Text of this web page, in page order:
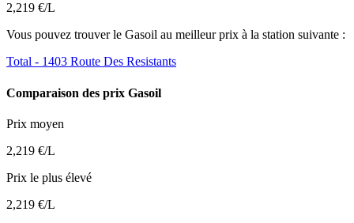
2,219 €/L
Vous pouvez trouver le Gasoil au meilleur prix à la station suivante :
Total - 1403 Route Des Resistants
Comparaison des prix Gasoil
Prix moyen
2,219 €/L
Prix le plus élevé
2,219 €/L